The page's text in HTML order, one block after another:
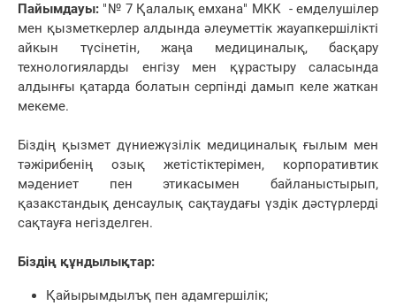
Пайымдауы: "№ 7 Қалалық емхана" МКК - емделушілер
мен қызметкерлер алдында әлеуметтік жауапкершілікті
айкын түсінетін, жаңа медициналық, басқару
технологияларды енгізу мен құрастыру саласында
алдынғы қатарда болатын серпінді дамып келе жаткан
мекеме.
Біздің қызмет дүниежүзілік медициналық ғылым мен
тәжірибенің озық жетістіктерімен, корпоративтик
мәдениет пен этикасымен байланыстырып,
қазакстандық денсаулық сақтаудағы үздік дәстүрлерді
сақтауға негізделген.
Біздің құндылықтар:
Қайырымдылъқ пен адамгершілік;